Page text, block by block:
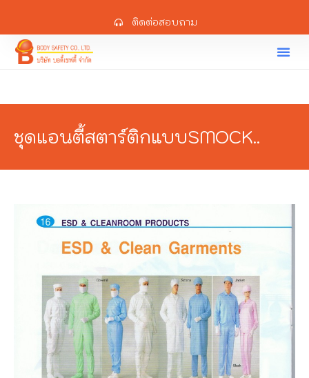
ติดต่อสอบถาม
ชุดแอนตี้สตาร์ติกแบบSMOCK..